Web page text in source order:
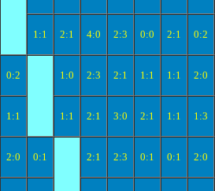
1:1 2:1 4:0 2:3 0:0 2:1 0:2
0:2 1:0 2:3 2:1 1:1 1:1 2:0
1:1 1:1 2:1 3:0 2:1 1:1 1:3
2:0 0:1 2:1 2:3 0:1 0:1 2:0